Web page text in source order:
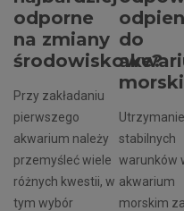
odporne
na zmiany
środowiskowe?
Przy zakładaniu
pierwszego
akwarium należy
przemyśleć wiele
różnych kwestii, w
tym wybór
do
Utrzymanie
stabilnych
warunków
akwarium
morskim